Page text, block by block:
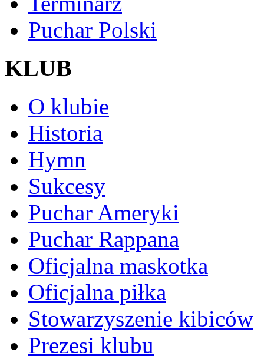
Puchar Polski
KLUB
O klubie
Historia
Hymn
Sukcesy
Puchar Ameryki
Puchar Rappana
Oficjalna maskotka
Oficjalna piłka
Stowarzyszenie kibiców
Prezesi klubu